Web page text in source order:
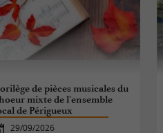
de pièces musicales du
mixte de l'ensemble
de Périgueux
29/09/2026